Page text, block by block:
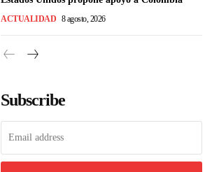
ACTUALIDAD 8 agosto, 2026
Subscribe